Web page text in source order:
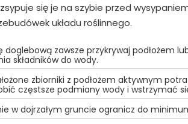
się je na szybie przed
układu roślinnego.
doglebową zawsze przykrywaj podłożem
składników do wody.
zbiorniki z podłożem aktywnym
częstsze podmiany wody i wstrzymać
w dojrzałym gruncie ogranicz do